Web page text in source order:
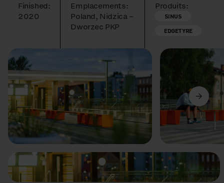
Finished:
2020
Emplacements:
Poland, Nidzica –
Dworzec PKP
Produits:
SINUS
EDGETYRE
Précédent Suivant